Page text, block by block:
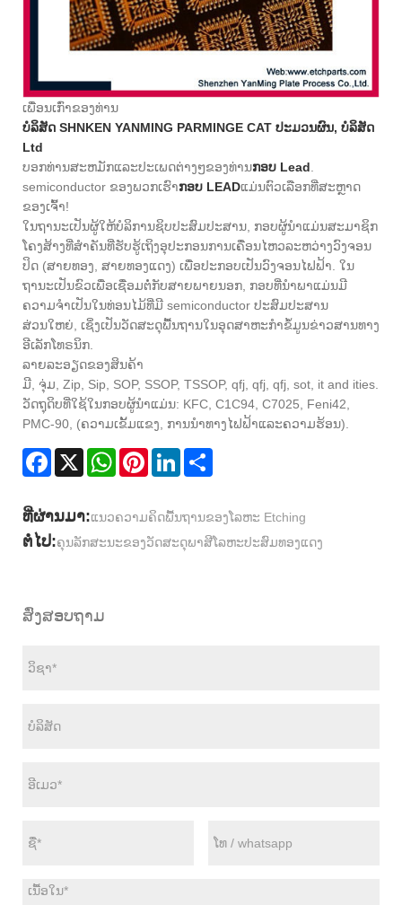
ເພື່ອນເກົ່າຂອງທ່ານ
ບໍລິສັດ SHNKEN YANMING PARMINGE CAT ປະມວນຜົນ, ບໍລິສັດ
Ltd
ບອກທ່ານສະຫມັກແລະປະເພດຕ່າງໆຂອງທ່ານກອບ Lead
semiconductor ຂອງພວກເຮົາກອບ LEADແມ່ນຕົວເລືອກທີ່ສະຫຼາດ
ຂອງເຈົ້າ!
ໃນຖານະເປັນຜູ້ໃຫ້ບໍລິການຊິບປະສົມປະສານ, ກອບຜູ້ນໍາແມ່ນສະມາຊິກ
ໂຄງສ້າງທີ່ສໍາຄັນທີ່ຮັບຮູ້ເຖິງອຸປະກອນການເຄື່ອນໄຫວລະຫວ່າງວົງຈອນ
ປິດ (ສາຍທອງ, ສາຍທອງແດງ) ເພື່ອປະກອບເປັນວົງຈອນໄຟຟ້າ. ໃນ
ຖານະເປັນຂົວເພື່ອເຊື່ອມຕໍ່ກັບສາຍພາຍນອກ, ກອບທີ່ນໍາພາແມ່ນມີ
ຄວາມຈໍາເປັນໃນທ່ອນໄມ້ທີ່ມີ semiconductor ປະສົມປະສານ
ສ່ວນໃຫຍ່, ເຊິ່ງເປັນວັດສະດຸພື້ນຖານໃນອຸດສາຫະກໍາຂໍ້ມູນຂ່າວສານທາງ
ອີເລັກໂທຣນິກ.
ລາຍລະອຽດຂອງສິນຄ້າ
ມີ, ຈຸ່ມ, Zip, Sip, SOP, SSOP, TSSOP, qfj, qfj, qfj, sot, it and ities.
ວັດຖຸດິບທີ່ໃຊ້ໃນກອບຜູ້ນໍາແມ່ນ: KFC, C1C94, C7025, Feni42,
PMC-90, (ຄວາມເຂັ້ມແຂງ, ການນໍາທາງໄຟຟ້າແລະຄວາມຮ້ອນ).
Facebook
X WhatsAppPinterestLinkedIn
ທີ່ຜ່ານມາ:ແນວຄວາມຄິດພື້ນຖານຂອງໂລຫະ Etching
ຕໍ່ໄປ:ຄຸນລັກສະນະຂອງວັດສະດຸພາສີໂລຫະປະສົມທອງແດງ
ສົ່ງສອບຖາມ